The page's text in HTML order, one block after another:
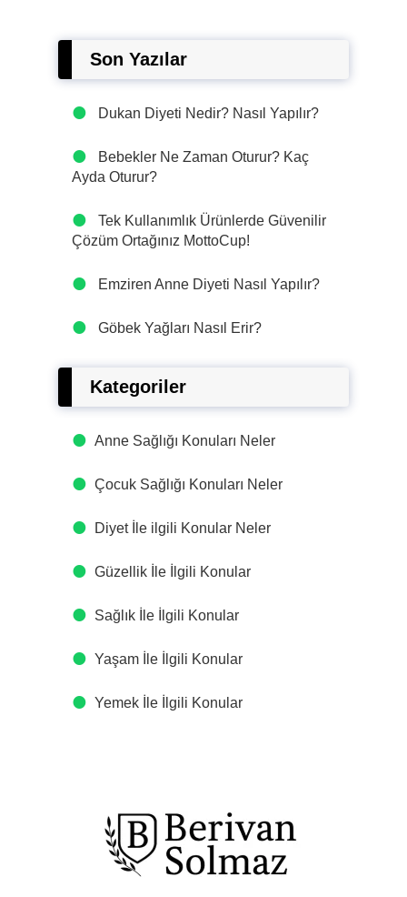
Son Yazılar
Dukan Diyeti Nedir? Nasıl Yapılır?
Bebekler Ne Zaman Oturur? Kaç
Ayda Oturur?
Tek Kullanımlık Ürünlerde Güvenilir
Çözüm Ortağınız MottoCup!
Emziren Anne Diyeti Nasıl Yapılır?
Göbek Yağları Nasıl Erir?
Kategoriler
Anne Sağlığı Konuları Neler
Çocuk Sağlığı Konuları Neler
Diyet İle ilgili Konular Neler
Güzellik İle İlgili Konular
Sağlık İle İlgili Konular
Yaşam İle İlgili Konular
Yemek İle İlgili Konular